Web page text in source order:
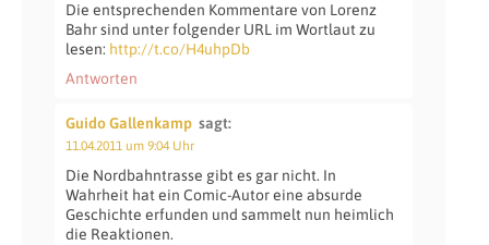
Die entsprechenden Kommentare von Lorenz
Bahr sind unter folgender URL im Wortlaut zu
lesen: http://t.co/H4uhpDb
Antworten
Guido Gallenkamp sagt:
11.04.2011 um 9:04 Uhr
Die Nordbahntrasse gibt es gar nicht. In
Wahrheit hat ein Comic-Autor eine absurde
Geschichte erfunden und sammelt nun heimlich
die Reaktionen.